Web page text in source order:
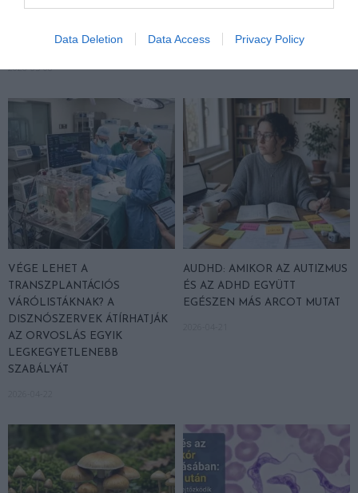
Data Deletion Data Access Privacy Policy
MEGTANÍTOTTA A VILÁGNAK,
TERMÉSZETET
2026-05-08
AZ OKOZTA A RÁKOT
2026-04-23
VÉGE LEHET A
TRANSZPLANTÁCIÓS
VÁRÓLISTÁKNAK? A
DISZNÓSZERVEK ÁTÍRHATJÁK
AZ ORVOSLÁS EGYIK
LEGKEGYETLENEBB
SZABÁLYÁT
AUDHD: AMIKOR AZ AUTIZMUS
ÉS AZ ADHD EGYÜTT
EGÉSZEN MÁS ARCOT MUTAT